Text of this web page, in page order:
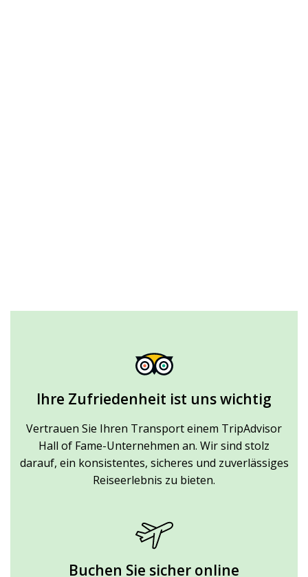
Ihre Zufriedenheit ist uns wichtig
Vertrauen Sie Ihren Transport einem TripAdvisor
Hall of Fame-Unternehmen an. Wir sind stolz
darauf, ein konsistentes, sicheres und zuverlässiges
Reiseerlebnis zu bieten.
Buchen Sie sicher online